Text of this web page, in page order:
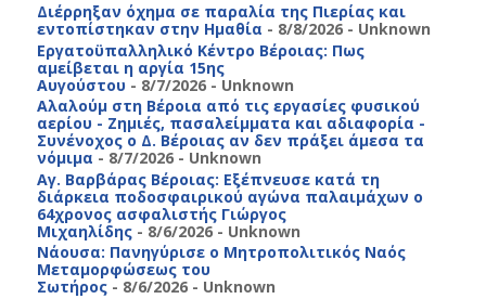
Διέρρηξαν όχημα σε παραλία της Πιερίας και
εντοπίστηκαν στην Ημαθία - 8/8/2026- Unknown
Εργατοϋπαλληλικό Κέντρο Βέροιας: Πως
αμείβεται η αργία 15ης
Αυγούστου- 8/7/2026- Unknown
Αλαλούμ στη Βέροια από τις εργασίες φυσικού
αερίου - Ζημιές, πασαλείμματα και αδιαφορία -
Συνένοχος ο Δ. Βέροιας αν δεν πράξει άμεσα τα
νόμιμα - 8/7/2026- Unknown
Αγ. Βαρβάρας Βέροιας: Εξέπνευσε κατά τη
διάρκεια ποδοσφαιρικού αγώνα παλαιμάχων ο
64χρονος ασφαλιστής Γιώργος
Μιχαηλίδης- 8/6/2026- Unknown
Νάουσα: Πανηγύρισε ο Μητροπολιτικός Ναός
Μεταμορφώσεως του
Σωτήρος- 8/6/2026- Unknown